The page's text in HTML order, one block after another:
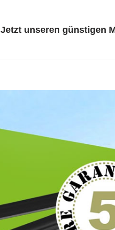
Jetzt unseren günstigen